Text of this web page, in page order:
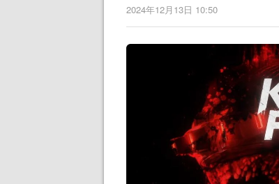
2024年12月13日 10:50